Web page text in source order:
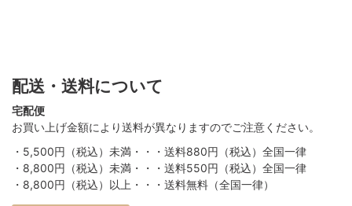
配送・送料について
宅配便
お買い上げ金額により送料が異なりますのでご注意ください。
・5,500円（税込）未満・・・送料880円（税込）全国一律
・8,800円（税込）未満・・・送料550円（税込）全国一律
・8,800円（税込）以上・・・送料無料（全国一律）